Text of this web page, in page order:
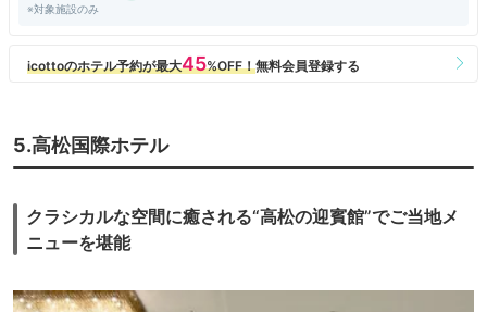
※対象施設のみ
5.高松国際ホテル
クラシカルな空間に癒される“高松の迎賓館”でご当地メ
ニューを堪能